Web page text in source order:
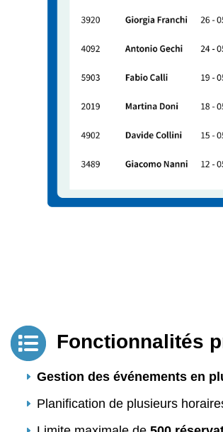
Fonctionnalités
Gestion des événements en
Planification de plusieurs